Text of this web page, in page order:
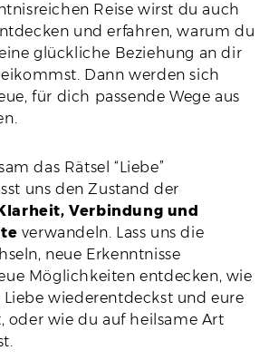
Reise wirst du auch
und erfahren, warum du
glückliche Beziehung an dir
Dann werden sich
für dich passende Wege aus
das Rätsel “Liebe”
uns den Zustand der
Verbindung und
verwandeln. Lass uns die
neue Erkenntnisse
Möglichkeiten entdecken, wie
wiederentdeckst und eure
oder wie du auf heilsame Art